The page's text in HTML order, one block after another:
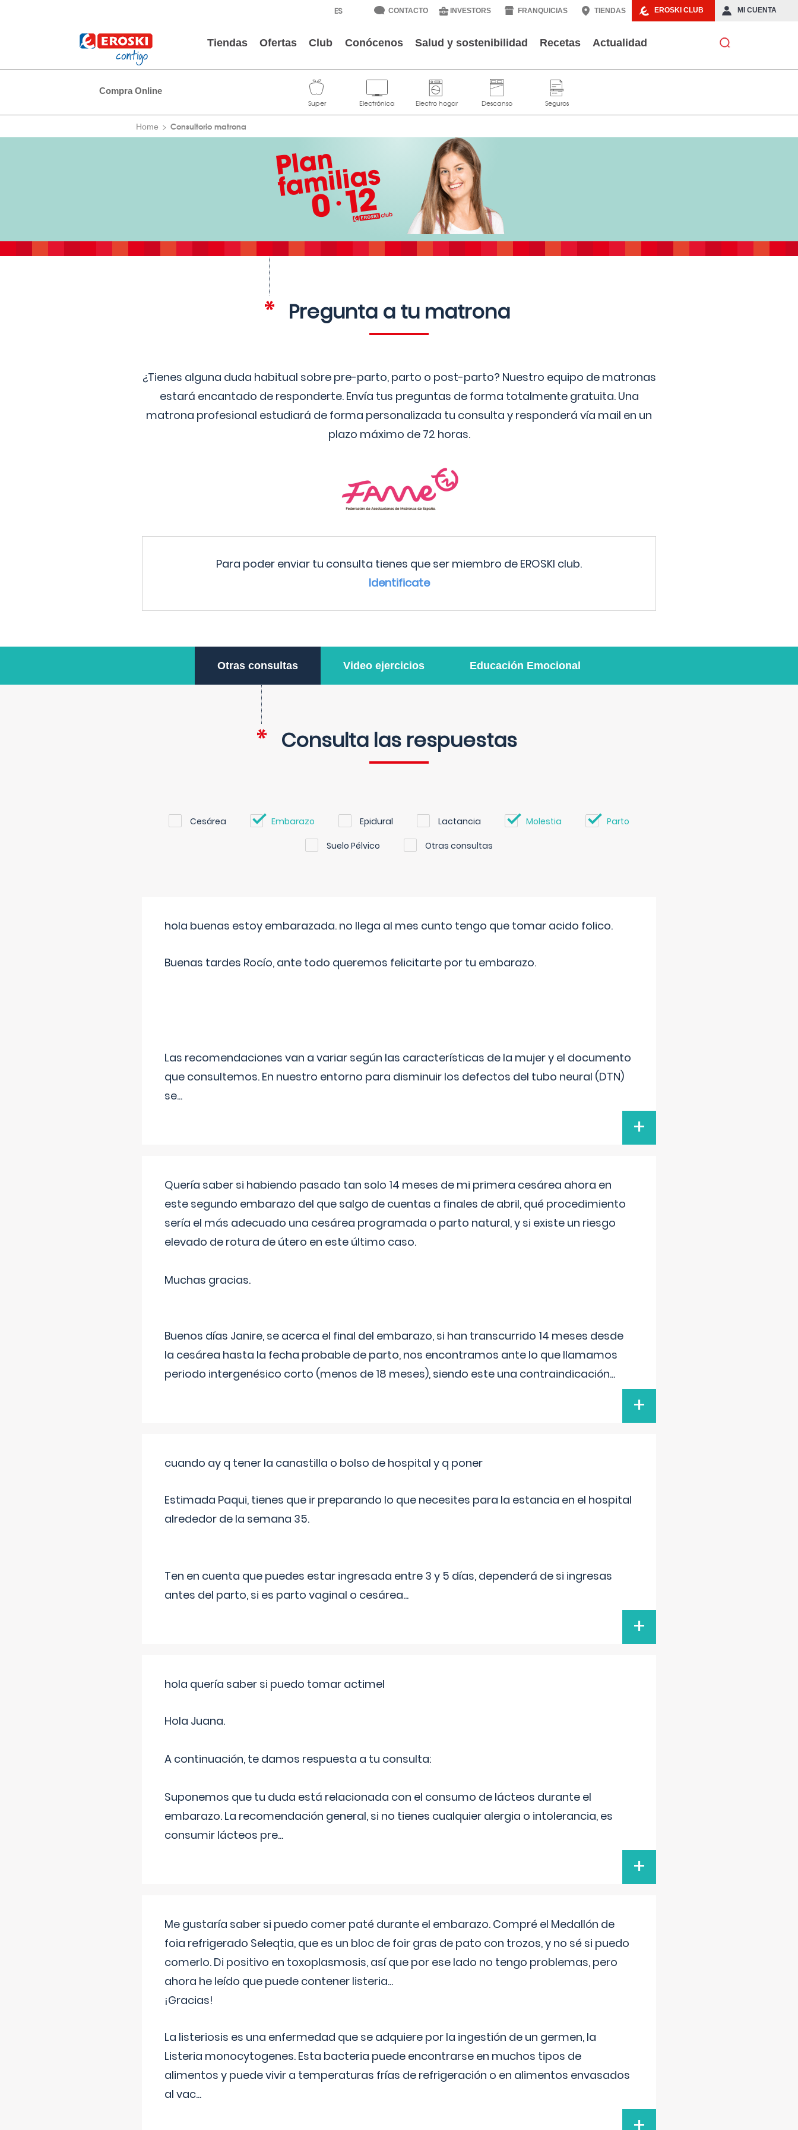
EROSKI CLUB MI CUENTA
CONTACTO INVESTORS FRANQUICIAS TIENDAS
Tiendas Ofertas Club Conócenos Salud y sostenibilidad Recetas Actualidad
Compra Online
Home Consultorio matrona
Pregunta a tu matrona
¿Tienes alguna duda habitual sobre pre-parto, parto o post-parto? Nuestro equipo de matronas
estará encantado de responderte. Envía tus preguntas de forma totalmente gratuita. Una
matrona profesional estudiará de forma personalizada tu consulta y responderá vía mail en un
plazo máximo de 72 horas.
Para poder enviar tu consulta tienes que ser miembro de EROSKI club.
Identificate
Otras consultas Video ejercicios Educación Emocional
Consulta las respuestas
Cesárea Embarazo Epidural Lactancia Molestia Parto
Suelo Pélvico Otras consultas
hola buenas estoy embarazada. no llega al mes cunto tengo que tomar acido folico.
Buenas tardes Rocío, ante todo queremos felicitarte por tu embarazo.
Las recomendaciones van a variar según las características de la mujer y el documento
que consultemos. En nuestro entorno para disminuir los defectos del tubo neural (DTN)
se...
+
Quería saber si habiendo pasado tan solo 14 meses de mi primera cesárea ahora en
este segundo embarazo del que salgo de cuentas a finales de abril, qué procedimiento
sería el más adecuado una cesárea programada o parto natural, y si existe un riesgo
elevado de rotura de útero en este último caso.
Muchas gracias.
Buenos días Janire, se acerca el final del embarazo, si han transcurrido 14 meses desde
la cesárea hasta la fecha probable de parto, nos encontramos ante lo que llamamos
periodo intergenésico corto (menos de 18 meses), siendo este una contraindicación...
+
cuando ay q tener la canastilla o bolso de hospital y q poner
Estimada Paqui, tienes que ir preparando lo que necesites para la estancia en el hospital
alrededor de la semana 35.
Ten en cuenta que puedes estar ingresada entre 3 y 5 días, dependerá de si ingresas
antes del parto, si es parto vaginal o cesárea...
+
hola quería saber si puedo tomar actimel
Hola Juana.
A continuación, te damos respuesta a tu consulta:
Suponemos que tu duda está relacionada con el consumo de lácteos durante el
embarazo. La recomendación general, si no tienes cualquier alergia o intolerancia, es
consumir lácteos pre...
+
Me gustaría saber si puedo comer paté durante el embarazo. Compré el Medallón de
foia refrigerado Seleqtia, que es un bloc de foir gras de pato con trozos, y no sé si puedo
comerlo. Di positivo en toxoplasmosis, así que por ese lado no tengo problemas, pero
ahora he leído que puede contener listeria...
¡Gracias!
La listeriosis es una enfermedad que se adquiere por la ingestión de un germen, la
Listeria monocytogenes. Esta bacteria puede encontrarse en muchos tipos de
alimentos y puede vivir a temperaturas frías de refrigeración o en alimentos envasados
al vac...